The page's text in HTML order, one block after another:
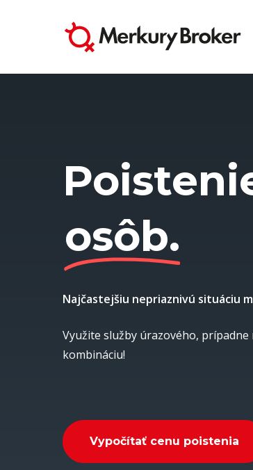
osôb.
Najčastejšiu nepriaznivú situáciu
Využite služby úrazového,
kombináciu!
Vypočítať cenu poistenia